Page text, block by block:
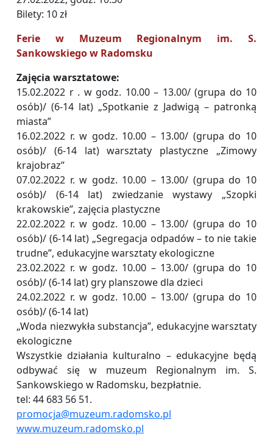
Bilety: 10 zł
Ferie w Muzeum Regionalnym im. S.
Sankowskiego w Radomsku
Zajęcia warsztatowe:
15.02.2022 r . w godz. 10.00 – 13.00/ (grupa do 10
osób)/ (6-14 lat) „Spotkanie z Jadwigą – patronką
miasta”
16.02.2022 r. w godz. 10.00 – 13.00/ (grupa do 10
osób)/ (6-14 lat) warsztaty plastyczne „Zimowy
krajobraz”
07.02.2022 r. w godz. 10.00 – 13.00/ (grupa do 10
osób)/ (6-14 lat) zwiedzanie wystawy „Szopki
krakowskie”, zajęcia plastyczne
22.02.2022 r. w godz. 10.00 – 13.00/ (grupa do 10
osób)/ (6-14 lat) „Segregacja odpadów – to nie takie
trudne”, edukacyjne warsztaty ekologiczne
23.02.2022 r. w godz. 10.00 – 13.00/ (grupa do 10
osób)/ (6-14 lat) gry planszowe dla dzieci
24.02.2022 r. w godz. 10.00 – 13.00/ (grupa do 10
osób)/ (6-14 lat)
„Woda niezwykła substancja”, edukacyjne warsztaty
ekologiczne
Wszystkie działania kulturalno – edukacyjne będą
odbywać się w muzeum Regionalnym im. S.
Sankowskiego w Radomsku, bezpłatnie.
tel: 44 683 56 51.
promocja@muzeum.radomsko.pl
www.muzeum.radomsko.pl